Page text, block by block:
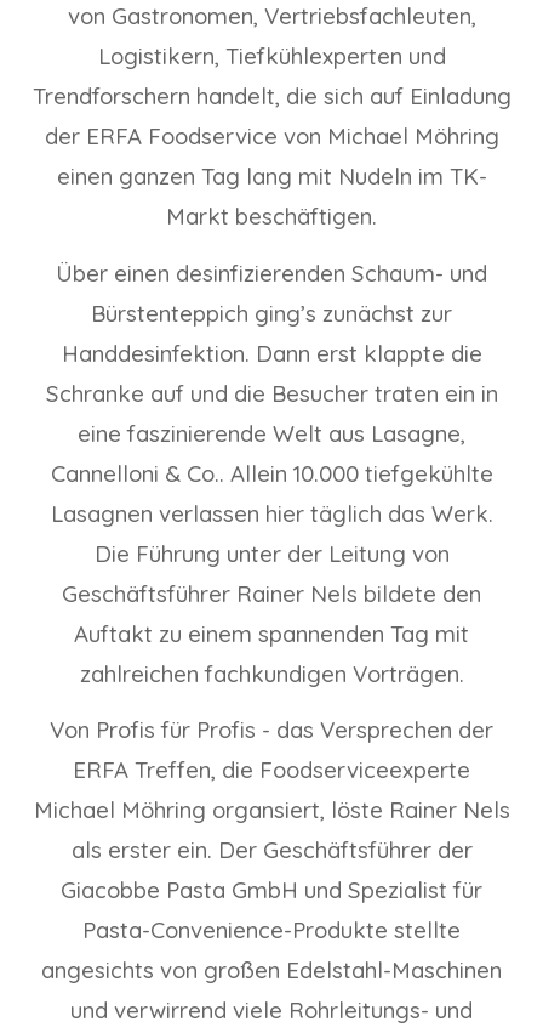
von Gastronomen, Vertriebsfachleuten,
Logistikern, Tiefkühlexperten und
Trendforschern handelt, die sich auf Einladung
der ERFA Foodservice von Michael Möhring
einen ganzen Tag lang mit Nudeln im TK-
Markt beschäftigen.
Über einen desinfizierenden Schaum- und
Bürstenteppich ging’s zunächst zur
Handdesinfektion. Dann erst klappte die
Schranke auf und die Besucher traten ein in
eine faszinierende Welt aus Lasagne,
Cannelloni & Co.. Allein 10.000 tiefgekühlte
Lasagnen verlassen hier täglich das Werk.
Die Führung unter der Leitung von
Geschäftsführer Rainer Nels bildete den
Auftakt zu einem spannenden Tag mit
zahlreichen fachkundigen Vorträgen.
Von Profis für Profis - das Versprechen der
ERFA Treffen, die Foodserviceexperte
Michael Möhring organsiert, löste Rainer Nels
als erster ein. Der Geschäftsführer der
Giacobbe Pasta GmbH und Spezialist für
Pasta-Convenience-Produkte stellte
angesichts von großen Edelstahl-Maschinen
und verwirrend viele Rohrleitungs- und